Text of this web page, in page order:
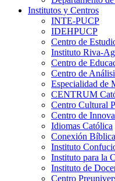
Institutos y Centros
INTE-PUCP
IDEHPUCP
Centro de
Instituto Riva-
Centro de
Centro de
Especialidad de
CENTRUM
Centro Cultural
Centro de
Idiomas Católica
Conexión
Instituto
Instituto para la
Instituto de
Centro